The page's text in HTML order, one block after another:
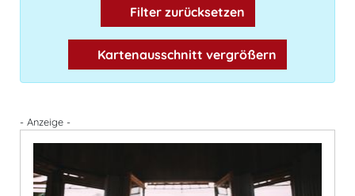
Filter zurücksetzen
Kartenausschnitt vergrößern
- Anzeige -